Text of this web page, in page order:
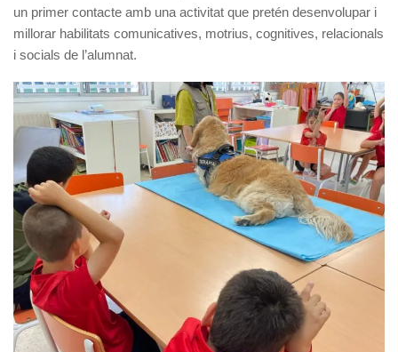
un primer contacte amb una activitat que pretén desenvolupar i
millorar habilitats comunicatives, motrius, cognitives, relacionals
i socials de l’alumnat.